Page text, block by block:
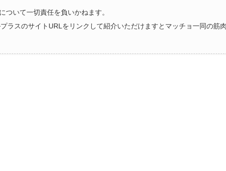
ついて一切責任を負いかねます。
ラスのサイトURLをリンクして紹介いただけますとマッチョ一同の筋肉